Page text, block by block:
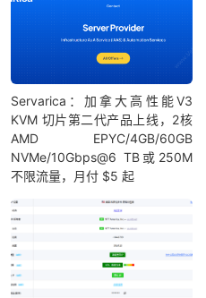
Servarica：加拿大高性能V3
KVM 切片第二代产品上线，2核
AMD EPYC/4GB/60GB
NVMe/10Gbps@6 TB或250M
不限流量，月付 $5 起